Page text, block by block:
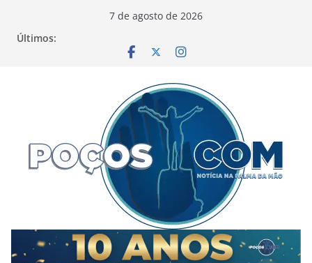
7 de agosto de 2026
Últimos: